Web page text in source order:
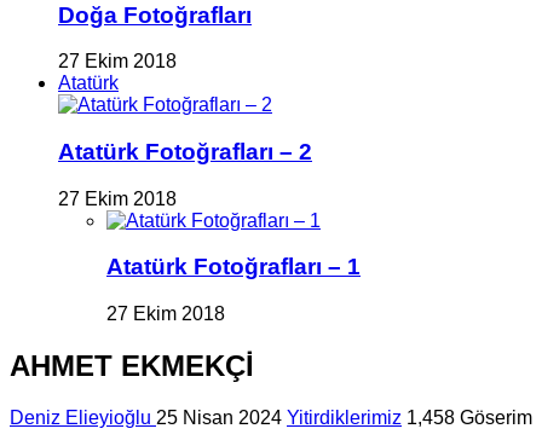
Doğa Fotoğrafları
27 Ekim 2018
Atatürk
Atatürk Fotoğrafları – 2
27 Ekim 2018
Atatürk Fotoğrafları – 1
27 Ekim 2018
AHMET EKMEKÇİ
Deniz Elieyioğlu 25 Nisan 2024 Yitirdiklerimiz 1,458 Göserim